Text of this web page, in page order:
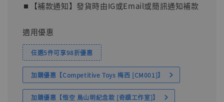
⏹︎【補款通知】發貨時由IG或Email或簡訊通知補款
適用優惠
任選5件可享98折優惠
加購優惠【Competitive Toys 梅西 [CM001]】
加購優惠【悟空 鳥山明紀念款 [奇蹟工作室]】